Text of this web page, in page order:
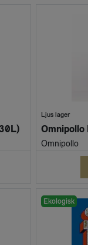
Ljus lager
Omnipollo
Ekologisk